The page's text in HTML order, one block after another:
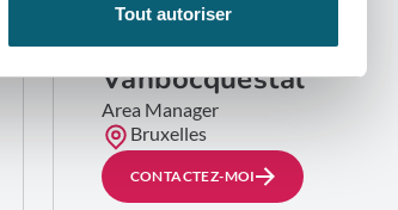
Tout autoriser
CONTACT
Sylvianne
Vanbocquestal
Area Manager
Bruxelles
CONTACTEZ-MOI